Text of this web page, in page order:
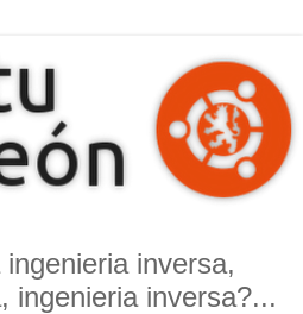
inversa,
ingenieria inversa?...